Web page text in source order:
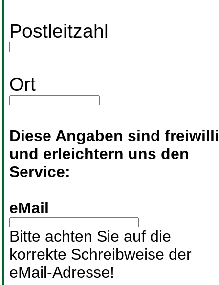
Postleitzahl
Ort
Diese Angaben sind
und erleichtern uns den
Service:
eMail
Bitte achten Sie auf die
korrekte Schreibweise der
eMail-Adresse!